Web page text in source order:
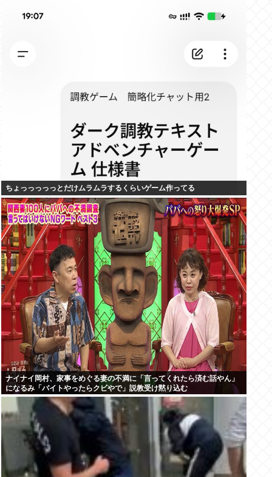
ちょっっっっっとだけムラムラするくらいゲーム作ってる
ナイナイ岡村、家事をめぐる妻の不満に「言ってくれたら済む話やん」
になるみ「バイトやったらクビやで」説教受け黙り込む